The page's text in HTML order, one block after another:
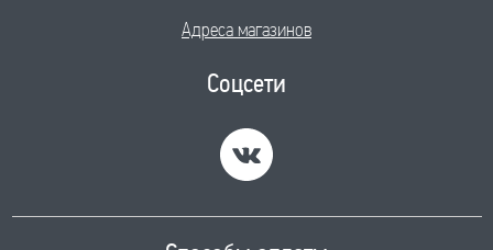
Адреса магазинов
Соцсети